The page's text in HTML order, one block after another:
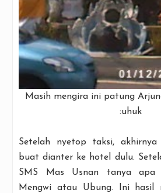
Masih mengira ini patung
:uhuk
Setelah nyetop taksi,
buat dianter ke hotel dulu.
SMS Mas Usnan tanya
Mengwi atau Ubung. Ini hasil